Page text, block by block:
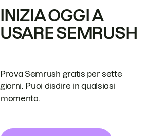
INIZIA OGGI A
USARE SEMRUSH
Prova Semrush gratis per sette
giorni. Puoi disdire in qualsiasi
momento.